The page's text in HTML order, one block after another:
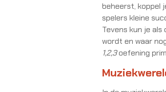
beheerst, koppel
spelers kleine
Tevens kun je
wordt en waar
1,2,3oefening